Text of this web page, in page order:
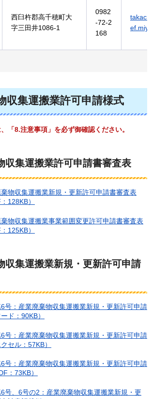
西臼杵郡高千穂町大
字三田井1086-1
0982
-72-2
168
収集運搬業許可申請様式
「8.注意事項」を必ず御確認ください。
収集運搬業許可申請書審査表
物収集運搬業新規・更新許可申請書審査表
：128KB）
物収集運搬業事業範囲変更許可申請書審査表
：125KB）
収集運搬業新規・更新許可申請
号：産業廃棄物収集運搬業新規・更新許可申請
ド：90KB）
号：産業廃棄物収集運搬業新規・更新許可申請
セル：57KB）
号：産業廃棄物収集運搬業新規・更新許可申請
：73KB）
号、6号の2：産業廃棄物収集運搬業新規・更